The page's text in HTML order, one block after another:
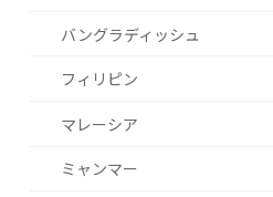
バングラディッシュ
フィリピン
マレーシア
ミャンマー